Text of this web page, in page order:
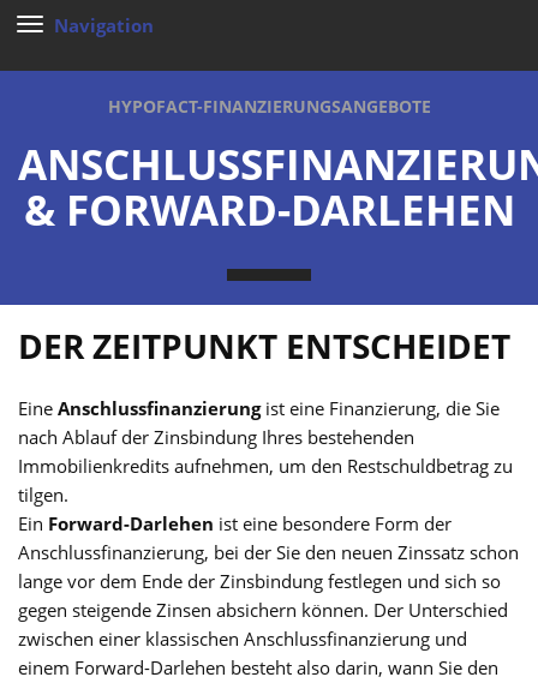
Navigation
HYPOFACT-FINANZIERUNGSANGEBOTE
& FORWARD-DARLEHEN
DER ZEITPUNKT ENTSCHEIDET
Eine Anschlussfinanzierung ist eine Finanzierung, die Sie
nach Ablauf der Zinsbindung Ihres bestehenden
Immobilienkredits aufnehmen, um den Restschuldbetrag zu
tilgen.
Ein Forward-Darlehen ist eine besondere Form der
Anschlussfinanzierung, bei der Sie den neuen Zinssatz schon
lange vor dem Ende der Zinsbindung festlegen und sich so
gegen steigende Zinsen absichern können. Der Unterschied
zwischen einer klassischen Anschlussfinanzierung und
einem Forward-Darlehen besteht also darin, wann Sie den